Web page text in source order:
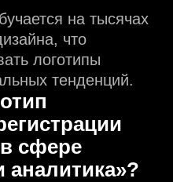
на тысячах
что
логотипы
тенденций.
сфере
аналитика»?